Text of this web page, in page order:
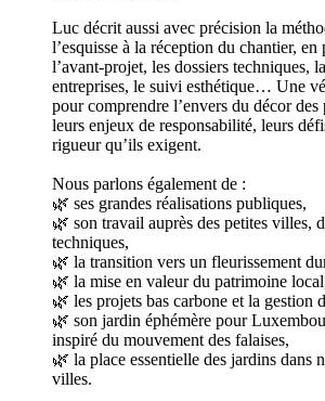
Luc décrit aussi avec précision la
l’esquisse à la réception du chantier, en
l’avant‑projet, les dossiers techniques,
entreprises, le suivi esthétique… Une
pour comprendre l’envers du décor des
leurs enjeux de responsabilité, leurs
rigueur qu’ils exigent.
Nous parlons également de :
🌿 ses grandes réalisations publiques,
🌿 son travail auprès des petites villes,
techniques,
🌿 la transition vers un fleurissement
🌿 la mise en valeur du patrimoine
🌿 les projets bas carbone et la gestion
🌿 son jardin éphémère pour
inspiré du mouvement des falaises,
🌿 la place essentielle des jardins dans
villes.